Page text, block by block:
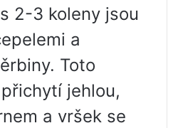
2-3 koleny jsou
a
Toto
jehlou,
a vršek se